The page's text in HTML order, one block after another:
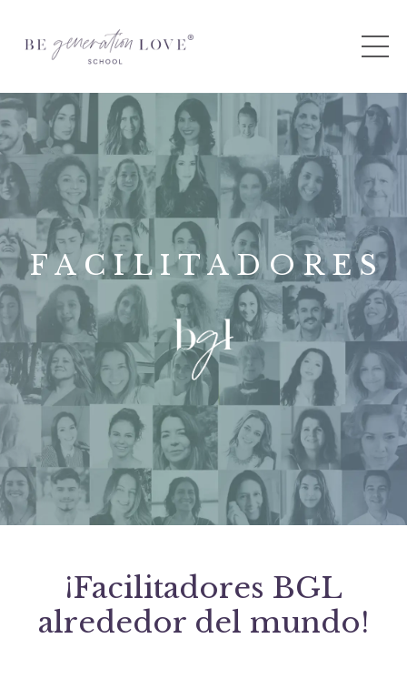
F A C I L I T AD O R E S
¡Facilitadores BGL
alrededor del mundo!